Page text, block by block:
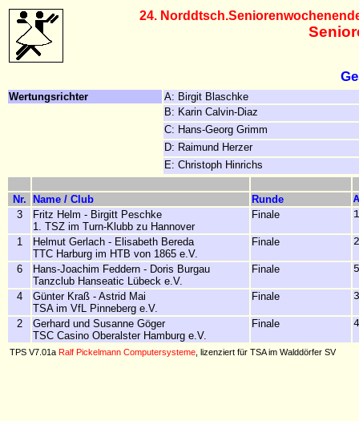
24.
Wertungsrichter
A: Birgit Blaschke
B: Karin Calvin-Diaz
C: Hans-Georg Grimm
D: Raimund Herzer
E: Christoph Hinrichs
Nr. Name / Club Runde
3
Fritz Helm - Birgitt Peschke
1. TSZ im Turn-Klubb zu Hannover
Finale
1
Helmut Gerlach - Elisabeth Bereda
TTC Harburg im HTB von 1865 e.V.
Finale
6
Hans-Joachim Feddern - Doris Burgau
Tanzclub Hanseatic Lübeck e.V.
Finale
4
Günter Kraß - Astrid Mai
TSA im VfL Pinneberg e.V.
Finale
2
Gerhard und Susanne Göger
TSC Casino Oberalster Hamburg e.V.
Finale
TPS V7.01a Ralf Pickelmann Computersysteme , lizenziert für TSA im Walddörfer SV